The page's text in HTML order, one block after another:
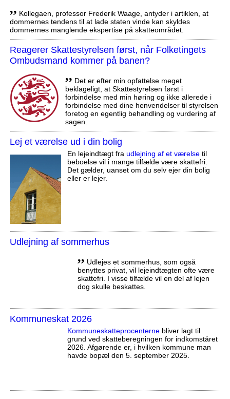
,, Kollegaen, professor Frederik Waage, antyder i artiklen, at
dommernes tendens til at lade staten vinde kan skyldes
dommernes manglende ekspertise på skatteområdet.
Reagerer Skattestyrelsen først, når Folketingets
Ombudsmand kommer på banen?
,, Det er efter min opfattelse meget
beklageligt, at Skattestyrelsen først i
forbindelse med min høring og ikke allerede i
forbindelse med dine henvendelser til styrelsen
foretog en egentlig behandling og vurdering af
sagen.
Lej et værelse ud i din bolig
En lejeindtægt fra udlejning af et værelsetil
beboelse vil i mange tilfælde være skattefri.
Det gælder, uanset om du selv ejer din bolig
eller er lejer.
Udlejning af sommerhus
,, Udlejes et sommerhus, som også
benyttes privat, vil lejeindtægten ofte være
skattefri. I visse tilfælde vil en del af lejen
dog skulle beskattes.
Kommuneskat 2026
Kommuneskatte­procenternebliver lagt til
grund ved skatteberegningen for indkomståret
2026. Afgørende er, i hvilken kommune man
havde bopæl den 5. september 2025.